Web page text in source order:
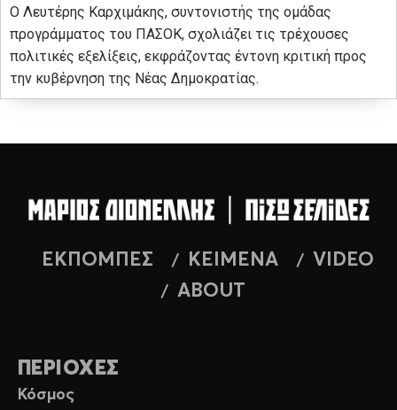
Ο Λευτέρης Καρχιμάκης, συντονιστής της ομάδας
προγράμματος του ΠΑΣΟΚ, σχολιάζει τις τρέχουσες
πολιτικές εξελίξεις, εκφράζοντας έντονη κριτική προς
την κυβέρνηση της Νέας Δημοκρατίας.
ΕΚΠΟΜΠΕΣ ΚΕΙΜΕΝΑ
VIDEO
ABOUT
ΠΕΡΙΟΧΕΣ
Κόσμος